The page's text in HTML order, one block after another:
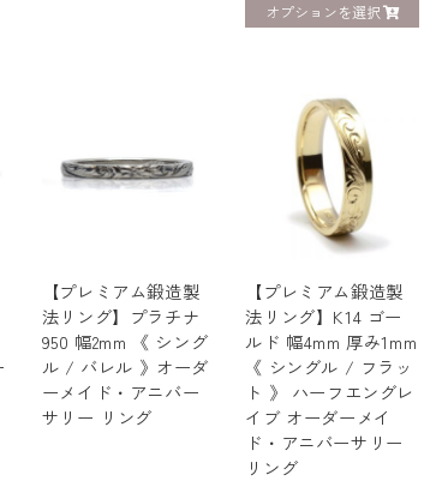
オプションを選択
【プレミアム鍛造製
法リング】プラチナ
950 幅2mm 《 シング
ル / バレル 》オーダ
ーメイド・アニバー
サリー リング
【プレミアム鍛造製
法リング】K14 ゴー
ルド 幅4mm 厚み1mm
《 シングル / フラッ
ト 》 ハーフエングレ
イブ オーダーメイ
ド・アニバーサリー
リング